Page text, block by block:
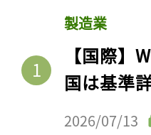
製造業
【国際】
国は基準
2026/07/13